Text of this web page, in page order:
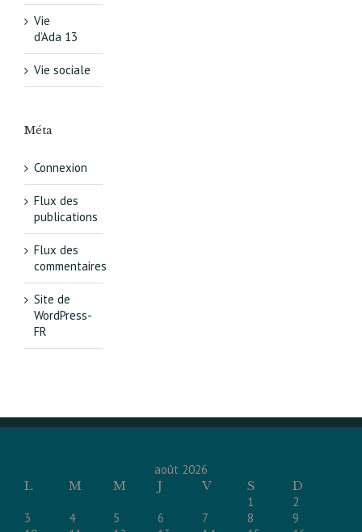
Vie
d’Ada 13
Vie sociale
Méta
Connexion
Flux des
publications
Flux des
commentaires
Site de
WordPress-
FR
août 2026
L
M M J V S
D
1
2
3
4 5 6 7 8
9